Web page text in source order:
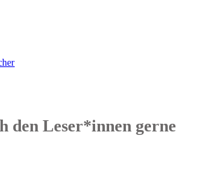
den Leser*innen gerne